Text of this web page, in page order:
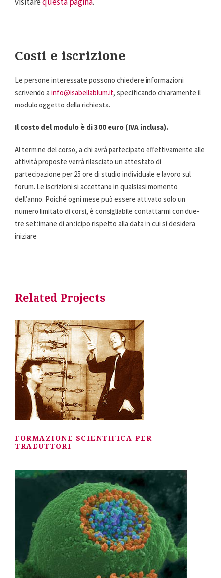
Costi e iscrizione
Le persone interessate possono chiedere informazioni
scrivendo a info@isabellablum.it, specificando chiaramente il
modulo oggetto della richiesta.
Il costo del modulo è di 300 euro (IVA inclusa).
Al termine del corso, a chi avrà partecipato effettivamente alle
attività proposte verrà rilasciato un attestato di
partecipazione per 25 ore di studio individuale e lavoro sul
forum. Le iscrizioni si accettano in qualsiasi momento
dell’anno. Poiché ogni mese può essere attivato solo un
numero limitato di corsi, è consigliabile contattarmi con due-
tre settimane di anticipo rispetto alla data in cui si desidera
iniziare.
Related Projects
FORMAZIONE SCIENTIFICA PER
TRADUTTORI
FORMAZIONE SCIENTIFICA PER
TRADUTTORI
LABORATORI DI TRADUZIONE
FARMACEUTICA